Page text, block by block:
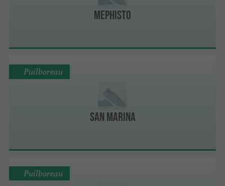
Mephisto
San Marina
Puilboreau
Puilboreau